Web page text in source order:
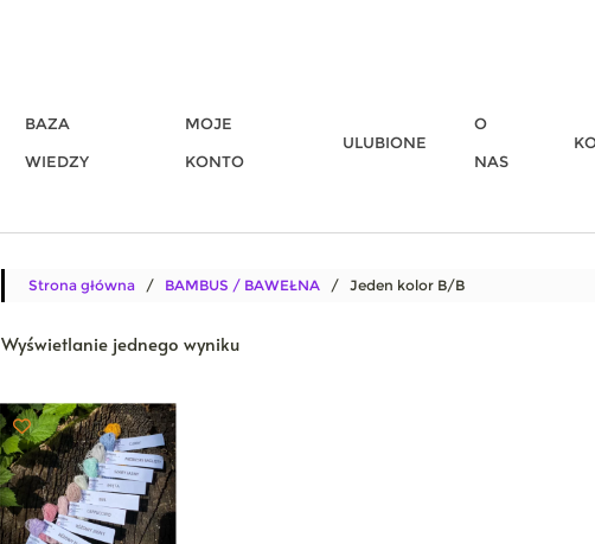
BAZA
WIEDZY
MOJE
KONTO
ULUBIONE
O
NAS
Strona główna/ BAMBUS / BAWEŁNA/ Jeden kolor B/B
Wyświetlanie jednego wyniku